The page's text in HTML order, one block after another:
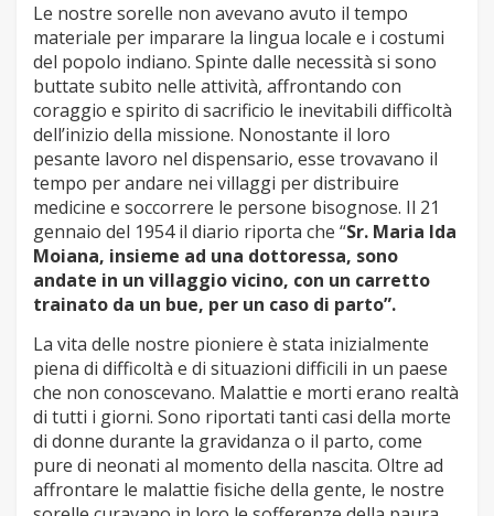
Le nostre sorelle non avevano avuto il tempo
materiale per imparare la lingua locale e i costumi
del popolo indiano. Spinte dalle necessità si sono
buttate subito nelle attività, affrontando con
coraggio e spirito di sacrificio le inevitabili difficoltà
dell’inizio della missione. Nonostante il loro
pesante lavoro nel dispensario, esse trovavano il
tempo per andare nei villaggi per distribuire
medicine e soccorrere le persone bisognose. Il 21
gennaio del 1954 il diario riporta che “Sr. Maria Ida
Moiana, insieme ad una dottoressa, sono
andate in un villaggio vicino, con un carretto
trainato da un bue, per un caso di parto”.
La vita delle nostre pioniere è stata inizialmente
piena di difficoltà e di situazioni difficili in un paese
che non conoscevano. Malattie e morti erano realtà
di tutti i giorni. Sono riportati tanti casi della morte
di donne durante la gravidanza o il parto, come
pure di neonati al momento della nascita. Oltre ad
affrontare le malattie fisiche della gente, le nostre